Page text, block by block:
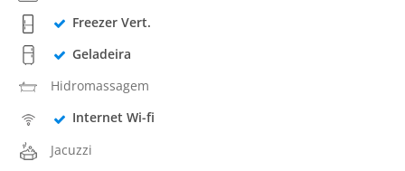
Freezer Vert.
Geladeira
Hidromassagem
Internet Wi-fi
Jacuzzi